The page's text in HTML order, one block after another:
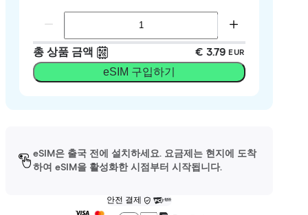
총 상품 금액 € 3.79 EUR
eSIM 구입하기
eSIM은 출국 전에 설치하세요. 요금제는 현지에 도착
하여 eSIM을 활성화한 시점부터 시작됩니다.
안전 결제